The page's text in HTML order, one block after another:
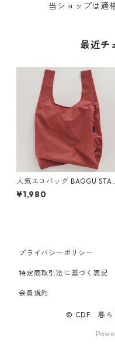
当ショップは適
最近チ
人気エコバッグ BAGGU
DARD スタンダードバグゥ バ
グー シナモンアップル
¥1,980
プライバシーポリシー
特定商取引法に基づく表記
会員規約
© CDF 暮ら